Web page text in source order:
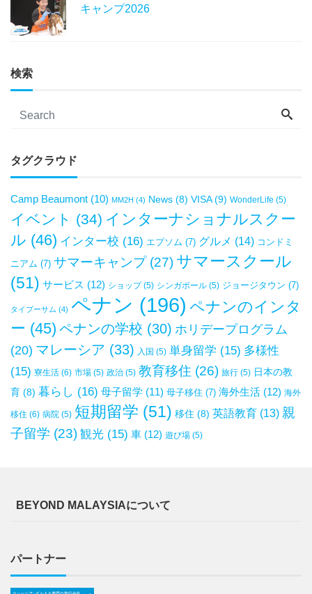
キャンプ2026
検索
タグクラウド
Camp Beaumont (10) MM2H (4) News (8) VISA(9) WonderLife (5)
イベント (34) インターナショナルスクー
ル (46) インター校 (16) エプソム (7) グルメ (14) コンドミ
ニアム (7) サマーキャンプ(27) サマースクール
(51) サービス (12) ショップ(5) シンガポール (5) ジョージタウン (7)
タイプーサム (4) ペナン (196) ペナンのインタ
ー (45) ペナンの学校 (30) ホリデープログラム
(20) マレーシア (33) 入国 (5) 単身留学 (15) 多様性
(15) 寮生活 (6) 市場 (5) 政治 (5) 教育移住 (26) 旅行 (5) 日本の教
育 (8) 暮らし (16) 母子留学 (11) 母子移住 (7) 海外生活 (12) 海外
移住 (6) 病院 (5) 短期留学 (51) 移住 (8) 英語教育 (13) 親
子留学 (23) 観光 (15) 車 (12) 遊び場 (5)
BEYOND MALAYSIAについて
パートナー